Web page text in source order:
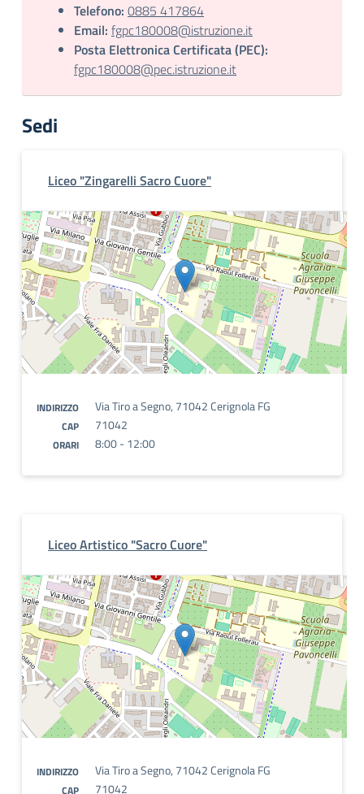
Telefono: 0885 417864
Email: fgpc180008@istruzione.it
Posta Elettronica Certificata (PEC):
fgpc180008@pec.istruzione.it
Sedi
Liceo "Zingarelli Sacro Cuore"
INDIRIZZO Via Tiro a Segno, 71042 Cerignola FG
CAP 71042
ORARI 8:00 - 12:00
Liceo Artistico "Sacro Cuore"
INDIRIZZO Via Tiro a Segno, 71042 Cerignola FG
CAP 71042